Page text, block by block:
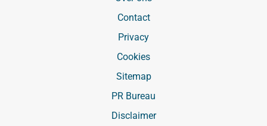
Contact
Privacy
Cookies
Sitemap
PR Bureau
Disclaimer